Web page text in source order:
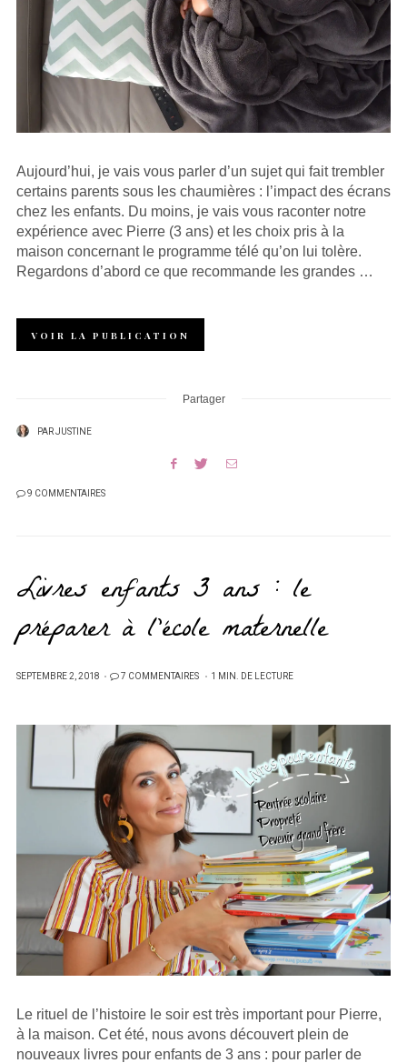
Aujourd’hui, je vais vous parler d’un sujet qui fait trembler
certains parents sous les chaumières : l’impact des écrans
chez les enfants. Du moins, je vais vous raconter notre
expérience avec Pierre (3 ans) et les choix pris à la
maison concernant le programme télé qu’on lui tolère.
Regardons d’abord ce que recommande les grandes …
VOIR LA PUBLICATION
Partager
PARJUSTINE
9 COMMENTAIRES
Livres enfants 3 ans : le
préparer à l’école maternelle
PUBLIÉ
SEPTEMBRE 2, 2018 7 COMMENTAIRES 1 MIN. DE LECTURE
Le rituel de l’histoire le soir est très important pour Pierre,
à la maison. Cet été, nous avons découvert plein de
nouveaux livres pour enfants de 3 ans : pour parler de